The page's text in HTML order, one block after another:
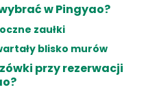
w Pingyao?
zaułki
blisko murów
przy rezerwacji